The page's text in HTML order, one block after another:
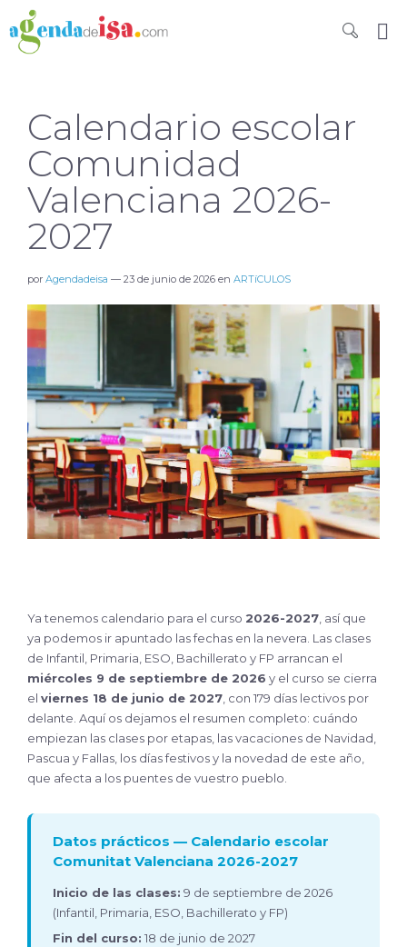
Calendario escolar
Comunidad
Valenciana 2026-
2027
por Agendadeisa — 23 de junio de 2026 en ARTíCULOS
Ya tenemos calendario para el curso 2026-2027, así que
ya podemos ir apuntado las fechas en la nevera. Las clases
de Infantil, Primaria, ESO, Bachillerato y FP arrancan el
miércoles 9 de septiembre de 2026 y el curso se cierra
el viernes 18 de junio de 2027, con 179 días lectivos por
delante. Aquí os dejamos el resumen completo: cuándo
empiezan las clases por etapas, las vacaciones de Navidad,
Pascua y Fallas, los días festivos y la novedad de este año,
que afecta a los puentes de vuestro pueblo.
Datos prácticos — Calendario escolar
Comunitat Valenciana 2026-2027
Inicio de las clases: 9 de septiembre de 2026
(Infantil, Primaria, ESO, Bachillerato y FP)
Fin del curso: 18 de junio de 2027